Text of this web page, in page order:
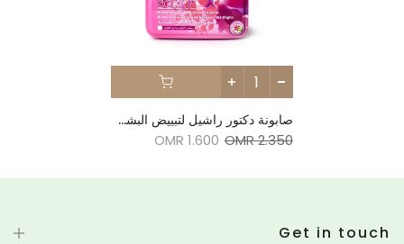
صابونة دكتور راشيل لتبييض البشرة 100 جرام - وردي
2.350 OMR
1.600 OMR
Get in touch